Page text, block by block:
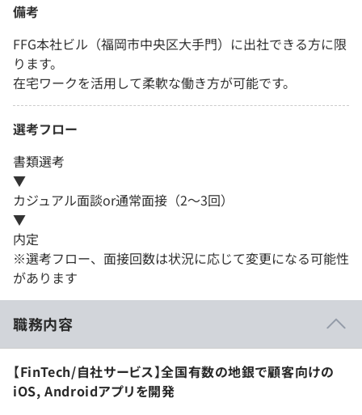
備考
FFG本社ビル（福岡市中央区大手門）に出社できる方に限
ります。
在宅ワークを活用して柔軟な働き方が可能です。
選考フロー
書類選考
▼
カジュアル面談or通常面接（2～3回）
▼
内定
※選考フロー、面接回数は状況に応じて変更になる可能性
があります
職務内容
【FinTech/自社サービス】全国有数の地銀で顧客向けの
iOS, Androidアプリを開発